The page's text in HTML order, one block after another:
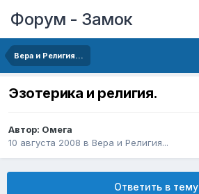
Форум - Замок
Вера и Религия...
Эзотерика и религия.
Автор: Омега
10 августа 2008 в Вера и Религия...
Ответить в тему